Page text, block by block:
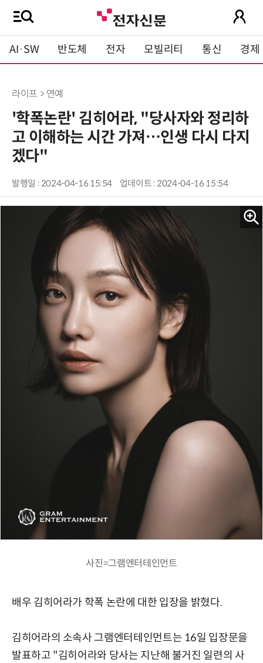
AI·SW 반도체 전자 모빌리티 통신 경제
라이프 > 연예
'학폭논란' 김히어라, "당사자와 정리하
고 이해하는 시간 가져…인생 다시 다지
겠다"
발행일 : 2024-04-16 15:54 업데이트 : 2024-04-16 15:54
사진=그램엔터테인먼트
배우 김히어라가 학폭 논란에 대한 입장을 밝혔다.
김히어라의 소속사 그램엔터테인먼트는 16일 입장문을
발표하고 "김히어라와 당사는 지난해 불거진 일련의 사